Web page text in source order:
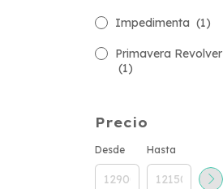
Impedimenta (1)
Primavera Revolver
(1)
Precio
Desde Hasta